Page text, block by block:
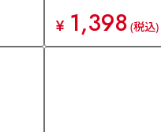
¥ 1,398 (税込)